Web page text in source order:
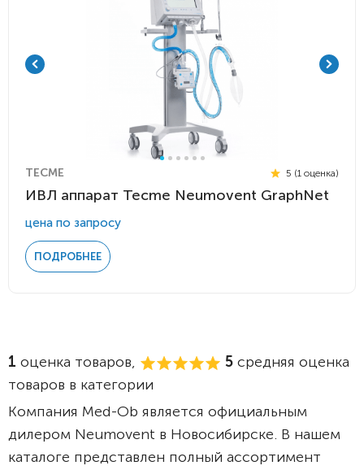
TECME 5 (1 оценка)
ИВЛ аппарат Tecme Neumovent GraphNet
цена по запросу
ПОДРОБНЕЕ
1 оценка товаров, 5 средняя оценка
товаров в категории
Компания Med-Ob является официальным
дилером Neumovent в Новосибирске. В нашем
каталоге представлен полный ассортимент